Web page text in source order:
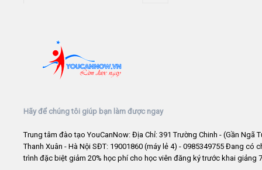
Hãy để chúng tôi giúp bạn làm được ngay
Trung tâm đào tạo YouCanNow: Địa Chỉ: 391 Trường Chinh - (Gần Ngã
Thanh Xuân - Hà Nội SĐT: 19001860 (máy lẻ 4) - 0985349755 Đang có
trình đặc biệt giảm 20% học phí cho học viên đăng ký trước khai giảng